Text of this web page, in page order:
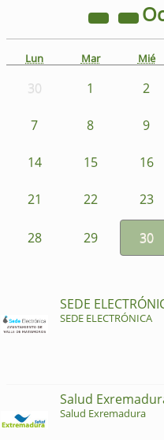
Lun Mar Mié
30 1 2
7 8 9
14 15 16
21 22 23
28 29 30
SEDE
SEDE ELECTRÓNICA
Salud
Salud Exremadura